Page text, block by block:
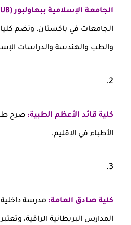
الجامعة الإسلامية ببهاولبور (IUB):
الجامعات في باكستان، وتضم
والطب والهندسة والدراسات
كلية قائد الأعظم الطبية: صرح
الأطباء في الإقليم.
كلية صادق العامة: مدرسة
المدارس البريطانية الراقية،